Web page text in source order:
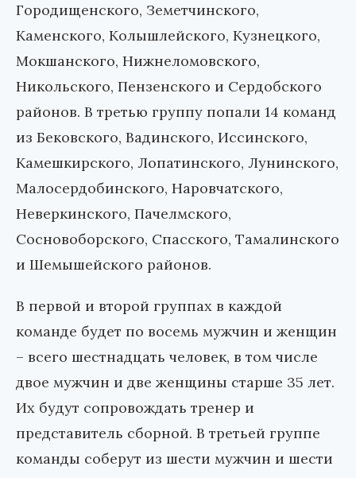
Городищенского, Земетчинского,
Каменского, Колышлейского, Кузнецкого,
Мокшанского, Нижнеломовского,
Никольского, Пензенского и Сердобского
районов. В третью группу попали 14 команд
из Бековского, Вадинского, Иссинского,
Камешкирского, Лопатинского, Лунинского,
Малосердобинского, Наровчатского,
Неверкинского, Пачелмского,
Сосновоборского, Спасского, Тамалинского
и Шемышейского районов.
В первой и второй группах в каждой
команде будет по восемь мужчин и женщин
– всего шестнадцать человек, в том числе
двое мужчин и две женщины старше 35 лет.
Их будут сопровождать тренер и
представитель сборной. В третьей группе
команды соберут из шести мужчин и шести